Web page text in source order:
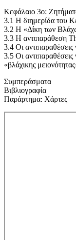
Κεφάλαιο 3ο:
3.1 Η διημερίδα του
3.2 Η «Δίκη των
3.3 Η αντιπαράθεση
3.4 Οι
3.5 Οι
«βλάχικης
Συμπεράσματα
Βιβλιογραφία
Παράρτημα: Χάρτες